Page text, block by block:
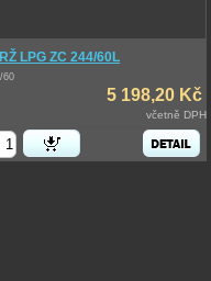
LPG ZC 244/60L
60
5 198,20 Kč
včetně DPH